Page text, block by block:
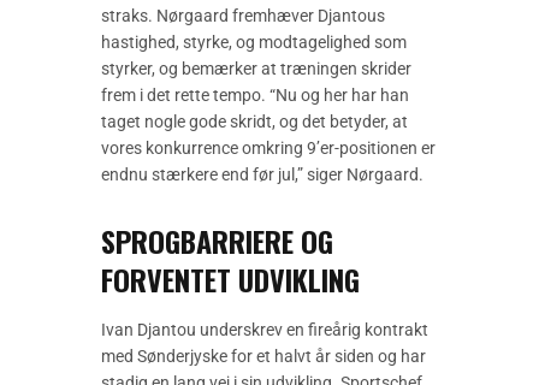
straks. Nørgaard fremhæver Djantous
hastighed, styrke, og modtagelighed som
styrker, og bemærker at træningen skrider
frem i det rette tempo. “Nu og her har han
taget nogle gode skridt, og det betyder, at
vores konkurrence omkring 9’er-positionen er
endnu stærkere end før jul,” siger Nørgaard.
SPROGBARRIERE OG
FORVENTET UDVIKLING
Ivan Djantou underskrev en fireårig kontrakt
med Sønderjyske for et halvt år siden og har